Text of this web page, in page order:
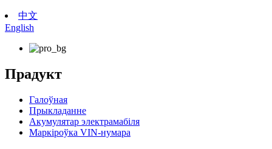
中文
English
Прадукт
Галоўная
Прыкладанне
Акумулятар электрамабіля
Маркіроўка VIN-нумара